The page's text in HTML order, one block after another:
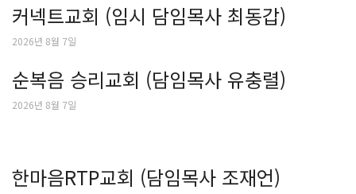
커넥트교회 (임시 담임목사 최동갑)
2026년 8월 7일
순복음 승리교회 (담임목사 유충렬)
2026년 8월 7일
한마음RTP교회 (담임목사 조재언)